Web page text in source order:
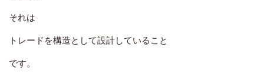
それは
トレードを構造として設計していること
です。